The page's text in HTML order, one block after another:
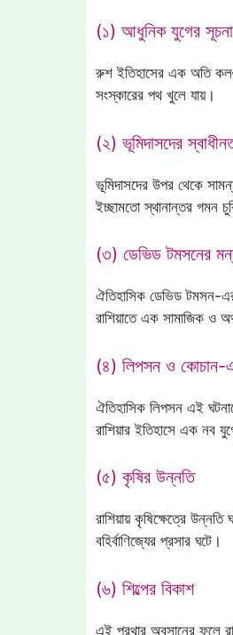
(১) আধুনিক যুগের সূচনা
রুশ ইতিহাসের এক অতি
সংস্কারের পথ খুলে যায়।
(২) ভূমিদাসদের
ভূমিদাসদের উপর থেকে
ইচ্ছামতো স্থানান্তর গমন
(৩) ডেভিড টমসনের
ঐতিহাসিক ডেভিড টমসন-
রাশিয়াতে এক সামাজিক ও
(৪) লিপসন ও কোচান-
ঐতিহাসিক লিপসন এই
রাশিয়ার ইতিহাসে এক নব
(৫) কৃষির উন্নতি
রাশিয়ায় কৃষিক্ষেত্রে
বহির্বাণিজ্যের প্রসার ঘটে।
(৬) শিল্পের বিকাশ
এই প্রথার অবসানের ফলে